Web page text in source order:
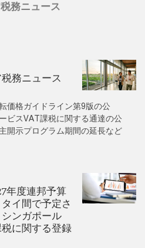
務ニュース
務ニュース
価格ガイドライン第9版の公
ビスVAT課税に関する通達の公
開示プログラム期間の延長など
年度連邦予算
イ間で予定さ
ンガポール
税に関する登録